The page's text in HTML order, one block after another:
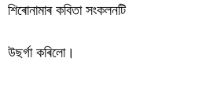
শিৰোনামাৰ কবিতা সংকলনটি
উছৰ্গা কৰিলো।